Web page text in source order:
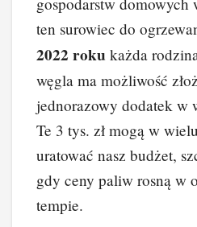
ten surowiec do
2022 roku każda
węgla ma możliwość
jednorazowy dodatek w
Te 3 tys. zł mogą w
uratować nasz budżet,
gdy ceny paliw rosną w
tempie.